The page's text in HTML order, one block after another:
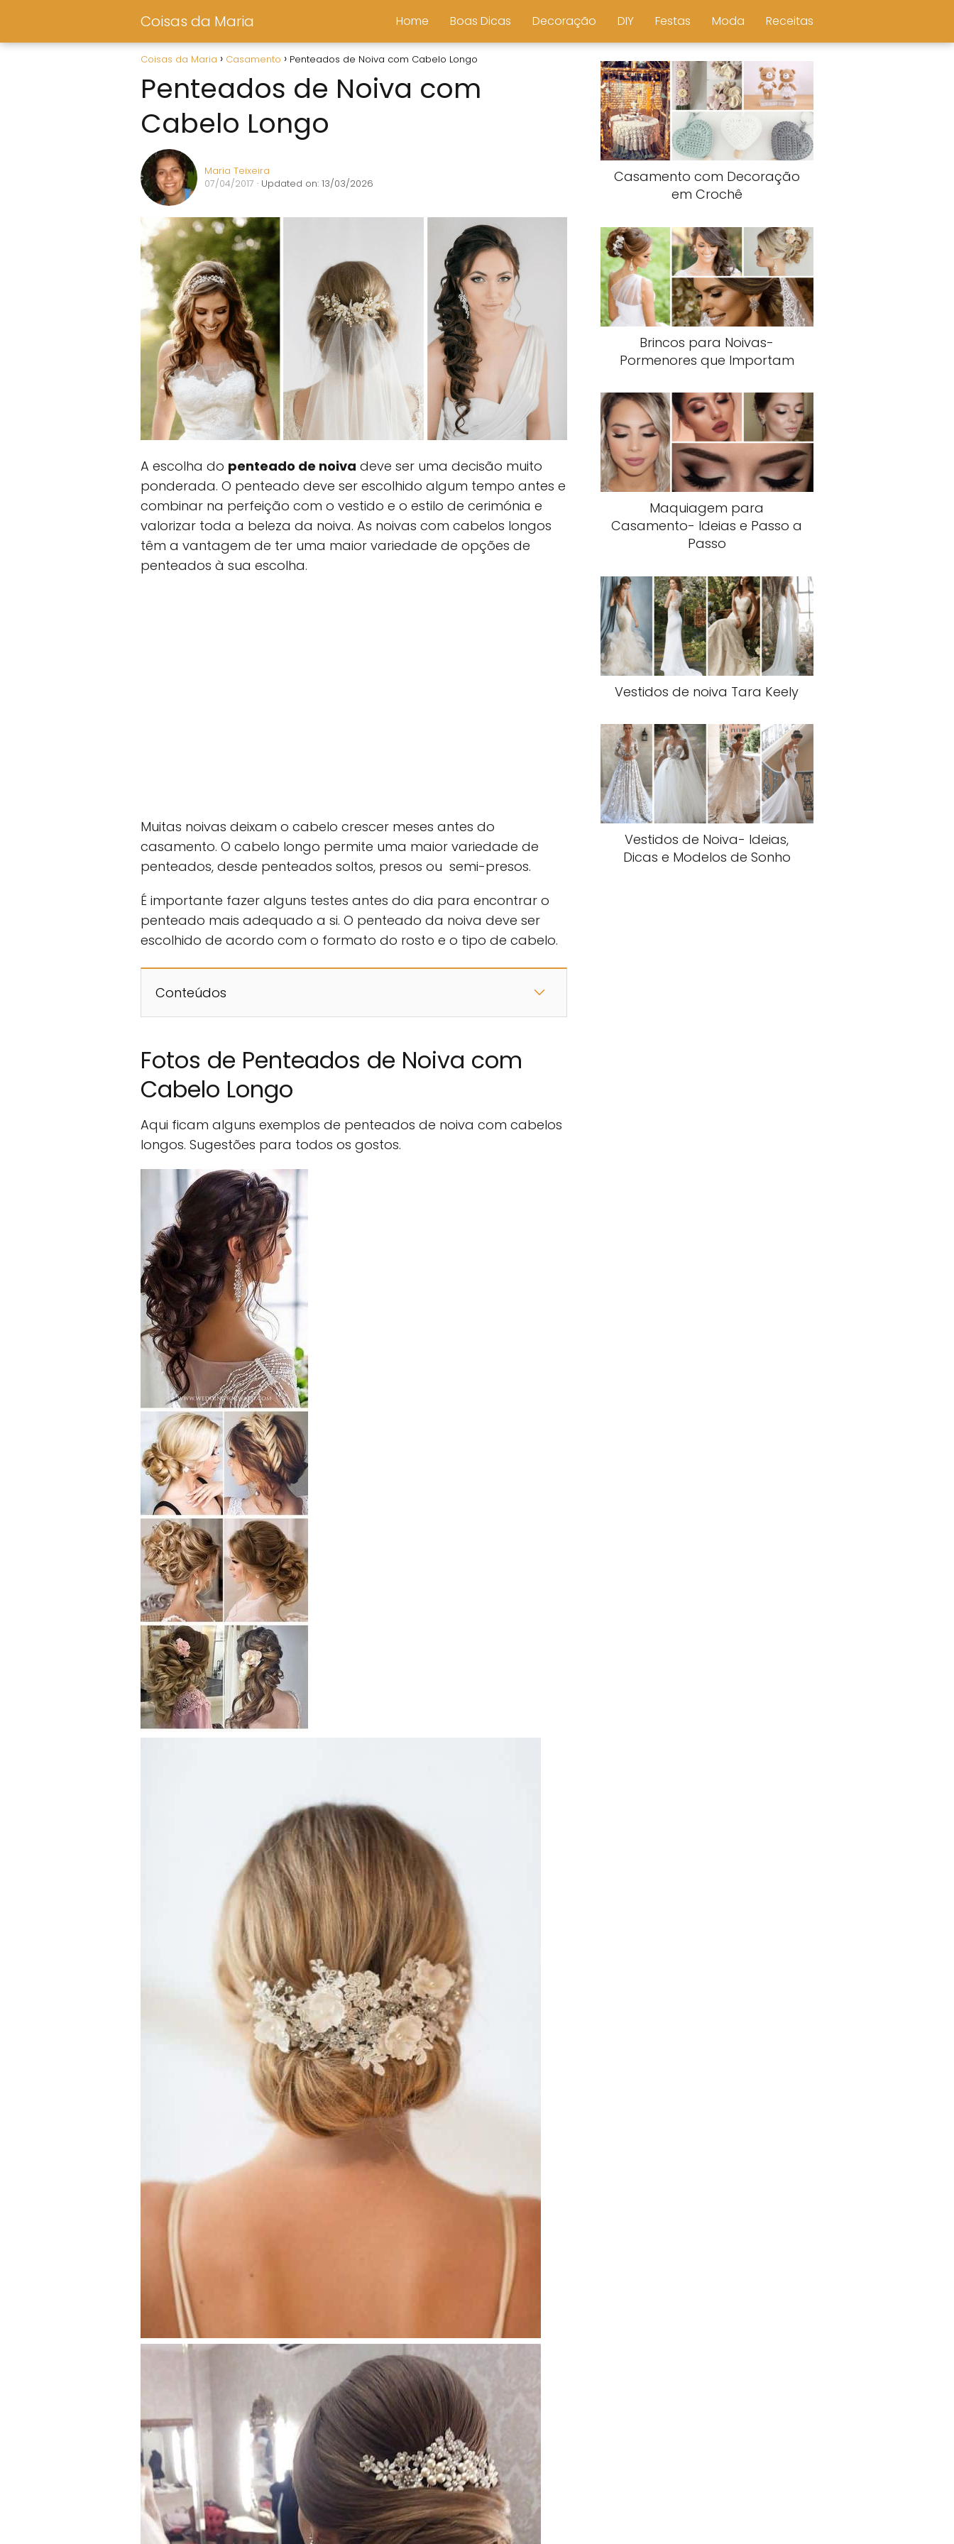
Coisas da Maria Home Boas Dicas Decoração DIY Festas Moda Receitas
Coisas da Maria Casamento Penteados de Noiva com Cabelo Longo
Penteados de Noiva com
Cabelo Longo
Maria Teixeira
07/04/2017 · Updated on: 13/03/2026
A escolha do penteado de noiva deve ser uma decisão muito
ponderada. O penteado deve ser escolhido algum tempo antes e
combinar na perfeição com o vestido e o estilo de cerimónia e
valorizar toda a beleza da noiva. As noivas com cabelos longos
têm a vantagem de ter uma maior variedade de opções de
penteados à sua escolha.
Muitas noivas deixam o cabelo crescer meses antes do
casamento. O cabelo longo permite uma maior variedade de
penteados, desde penteados soltos, presos ou semi-presos.
É importante fazer alguns testes antes do dia para encontrar o
penteado mais adequado a si. O penteado da noiva deve ser
escolhido de acordo com o formato do rosto e o tipo de cabelo.
Conteúdos
Fotos de Penteados de Noiva com
Cabelo Longo
Aqui ficam alguns exemplos de penteados de noiva com cabelos
longos. Sugestões para todos os gostos.
Casamento com Decoração
em Crochê
Brincos para Noivas-
Pormenores que Importam
Maquiagem para
Casamento- Ideias e Passo a
Passo
Vestidos de noiva Tara Keely
Vestidos de Noiva- Ideias,
Dicas e Modelos de Sonho